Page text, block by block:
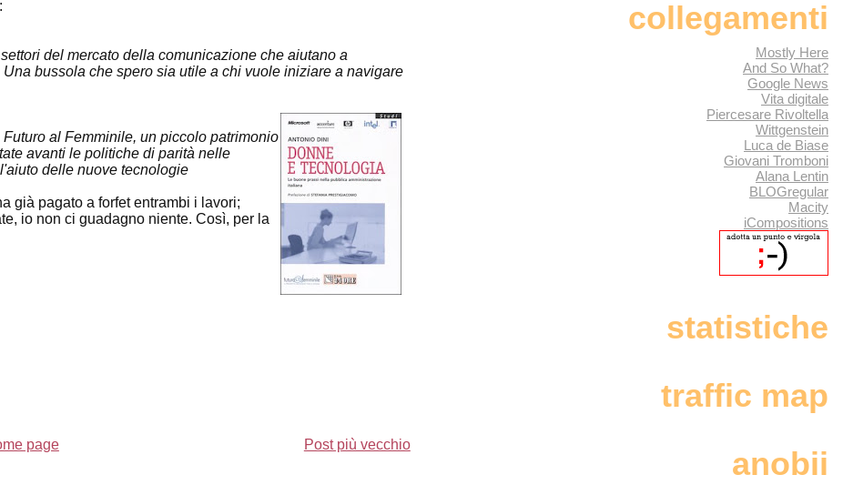
del mercato della comunicazione che aiutano a
bussola che spero sia utile a chi vuole iniziare a navigare
al Femminile, un piccolo patrimonio
avanti le politiche di parità nelle
delle nuove tecnologie
già pagato a forfet entrambi i lavori;
io non ci guadagno niente. Così, per la
Post più vecchio
page
collegamenti
Mostly Here
And So What?
Google News
Vita digitale
Piercesare Rivoltella
Wittgenstein
Luca de Biase
Giovani Tromboni
Alana Lentin
BLOGregular
Macity
iCompositions
statistiche
traffic map
anobii